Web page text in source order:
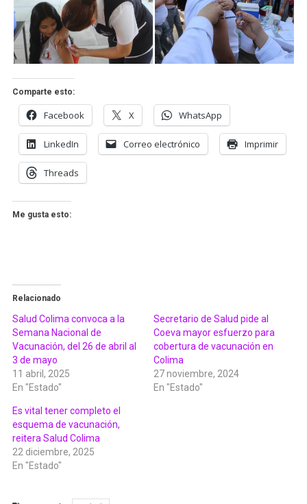
Comparte esto:
Facebook X WhatsApp
LinkedIn Correo electrónico Imprimir
Threads
Me gusta esto:
Relacionado
Salud Colima convoca a la
Semana Nacional de
Vacunación, del 26 de abril al
3 de mayo
11 abril, 2025
En "Estado"
Secretario de Salud pide al
Coeva mayor esfuerzo para
cobertura de vacunación en
Colima
27 noviembre, 2024
En "Estado"
Es vital tener completo el
esquema de vacunación,
reitera Salud Colima
22 diciembre, 2025
En "Estado"